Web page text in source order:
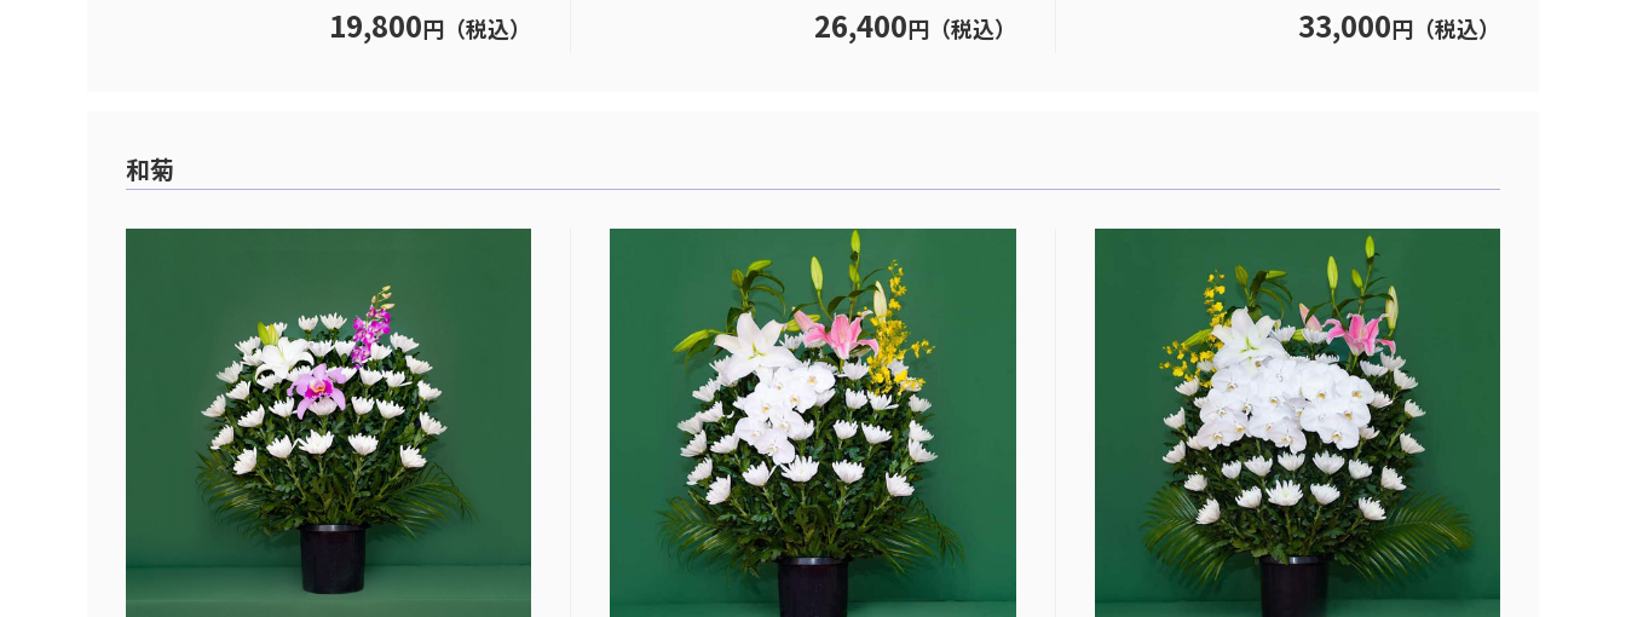
19,800円（税込） 26,400円（税込） 33,000円（税込）
和菊